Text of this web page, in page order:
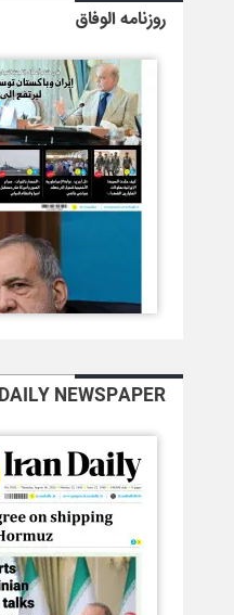
روزنامه الوفاق
NEWSPAPER